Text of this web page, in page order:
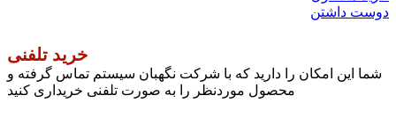
دوست داشتن
خرید تلفنی
شما این امکان را دارید که با شرکت نگهبان سیستم تماس گرفته و
محصول موردنظر را به صورت تلفنی خریداری کنید